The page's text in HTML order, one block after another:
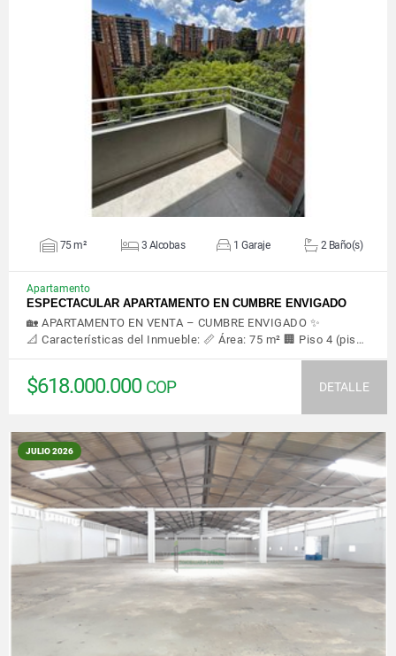
VER DETALLES
75 m² 3 Alcobas 1 Garaje 2 Baño(s)
Apartamento
ESPECTACULAR APARTAMENTO EN CUMBRE ENVIGADO
🏡 APARTAMENTO EN VENTA – CUMBRE ENVIGADO ✨
📐 Características del Inmueble: 📏 Área: 75 m² 🏢 Piso 4 (pis…
$618.000.000 COP DETALLE
JULIO 2026
VER DETALLES